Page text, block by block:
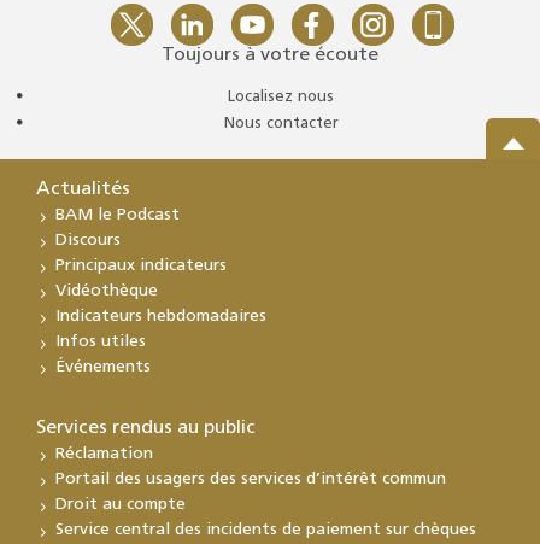
Toujours à votre écoute
Localisez nous
Nous contacter
Actualités
BAM le Podcast
Discours
Principaux indicateurs
Vidéothèque
Indicateurs hebdomadaires
Infos utiles
Événements
Services rendus au public
Réclamation
Portail des usagers des services d’intérêt commun
Droit au compte
Service central des incidents de paiement sur chèques